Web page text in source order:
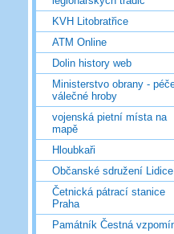
KVH Litobratřice
ATM Online
Dolin history web
Ministerstvo obrany -
válečné hroby
vojenská pietní místa na
mapě
Hloubkaři
Občanské sdružení Lidice
Četnická pátrací stanice
Praha
Památník Čestná